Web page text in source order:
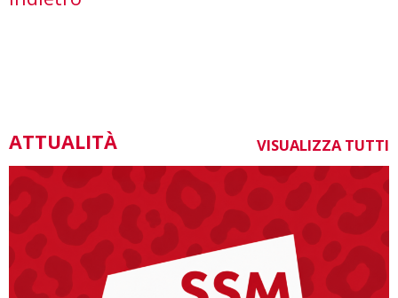
ATTUALITÀ VISUALIZZA TUTTI